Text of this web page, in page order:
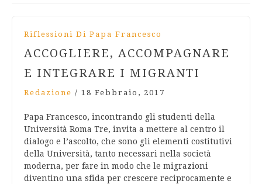
Riflessioni Di Papa Francesco
ACCOGLIERE, ACCOMPAGNARE
E INTEGRARE I MIGRANTI
Redazione / 18 Febbraio, 2017
Papa Francesco, incontrando gli studenti della
Università Roma Tre, invita a mettere al centro il
dialogo e l’ascolto, che sono gli elementi costitutivi
della Università, tanto necessari nella società
moderna, per fare in modo che le migrazioni
diventino una sfida per crescere reciprocamente e